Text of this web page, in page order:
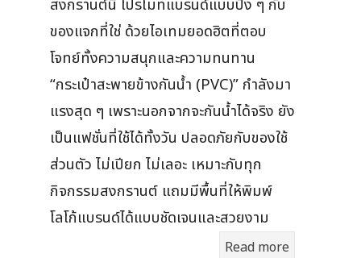
สงกรานต์นี้ โปรโมทแบรนด์แบบปัง ๆ กับ
ของแจกที่ใช่ ด้วยไอเทมยอดฮิตที่ตอบ
โจทย์ทั้งความสนุกและความทนทาน
“กระเป๋าสะพายข้างกันน้ำ (PVC)” กำลังมา
แรงสุด ๆ เพราะนอกจากจะกันน้ำได้จริง ยัง
เป็นแฟชั่นที่ใช้ได้ทั้งวัน ปลอดภัยกับของใช้
ส่วนตัว ไม่เปียก ไม่เลอะ เหมาะกับทุก
กิจกรรมสงกรานต์ แถมมีพื้นที่ให้พิมพ์
โลโก้แบรนด์ได้แบบชัดเจนและสวยงาม
Read more